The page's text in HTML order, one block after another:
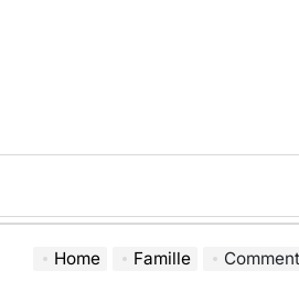
Home Famille Comment